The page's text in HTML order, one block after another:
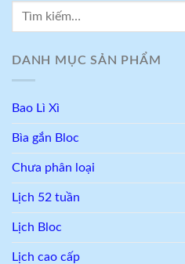
DANH MỤC SẢN PHẨM
Bao Lì Xì
Bìa gắn Bloc
Chưa phân loại
Lịch 52 tuần
Lịch Bloc
Lịch cao cấp